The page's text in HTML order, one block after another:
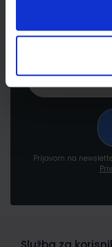
Prijavite se
Prijavom na